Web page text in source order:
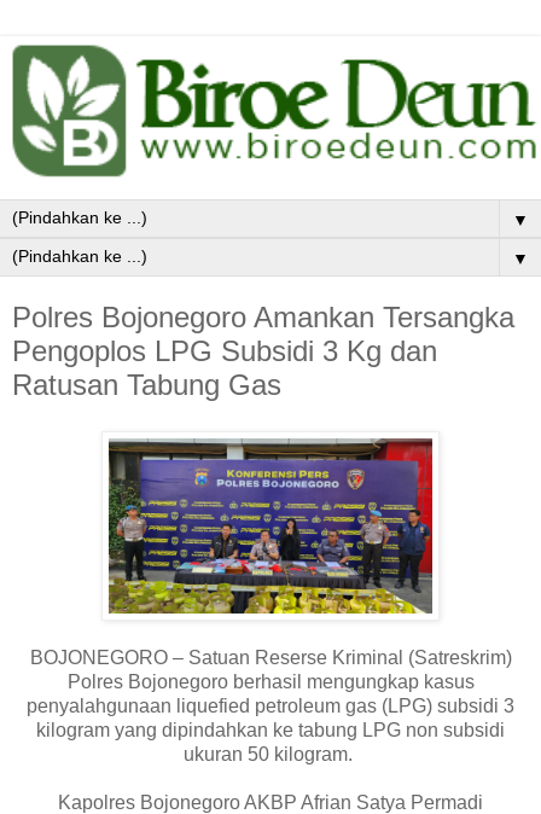
▼
▼
Polres Bojonegoro Amankan Tersangka
Pengoplos LPG Subsidi 3 Kg dan
Ratusan Tabung Gas
BOJONEGORO – Satuan Reserse Kriminal (Satreskrim)
Polres Bojonegoro berhasil mengungkap kasus
penyalahgunaan liquefied petroleum gas (LPG) subsidi 3
kilogram yang dipindahkan ke tabung LPG non subsidi
ukuran 50 kilogram.
Kapolres Bojonegoro AKBP Afrian Satya Permadi